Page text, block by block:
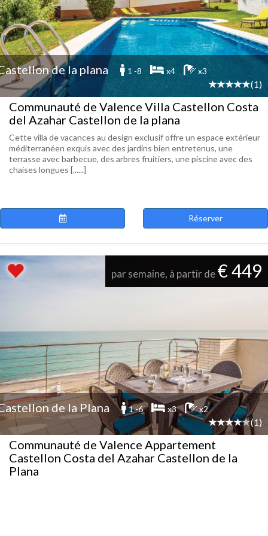
de la plana 1 -8 x4 x3
(1)
Communauté de Valence Villa Castellon Costa
del Azahar Castellon de la plana
Cette villa de vacances au design exclusif offre un espace extérieur
méditerranéen exquis avec des jardins bien entretenus, une
terrasse avec barbecue, des arbres fruitiers, une piscine avec des
chaises longues [......]
Réserver
par semaine, à partir de€ 449
de la Plana 1 -6 x3 x2
(1)
Communauté de Valence Appartement
Castellon Costa del Azahar Castellon de la
Plana